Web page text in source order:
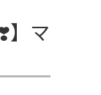
】マ